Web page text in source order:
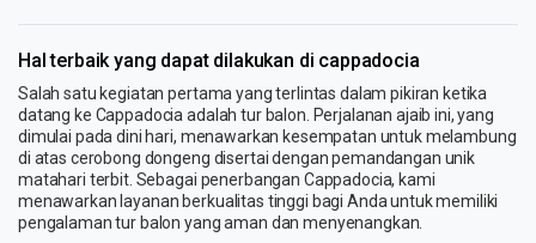
Hal terbaik yang dapat dilakukan di cappadocia
Salah satu kegiatan pertama yang terlintas dalam pikiran ketika
datang ke Cappadocia adalah tur balon. Perjalanan ajaib ini, yang
dimulai pada dini hari, menawarkan kesempatan untuk melambung
di atas cerobong dongeng disertai dengan pemandangan unik
matahari terbit. Sebagai penerbangan Cappadocia, kami
menawarkan layanan berkualitas tinggi bagi Anda untuk memiliki
pengalaman tur balon yang aman dan menyenangkan.